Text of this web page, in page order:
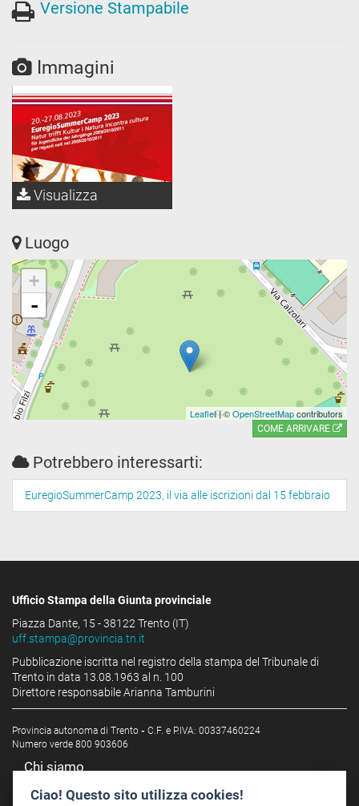
Versione Stampabile
Immagini
Visualizza
Luogo
+
-
Leaflet| ©OpenStreetMapcontributors
COME ARRIVARE
Potrebbero interessarti:
EuregioSummerCamp 2023, il via alle iscrizioni dal 15 febbraio
Ufficio Stampa della Giunta provinciale
Piazza Dante, 15 - 38122 Trento (IT)
uff.stampa@provincia.tn.it
Pubblicazione iscritta nel registro della stampa del Tribunale di
Trento in data 13.08.1963 al n. 100
Direttore responsabile Arianna Tamburini
Provincia autonoma di Trento - C.F. e P.IVA: 00337460224
Numero verde 800 903606
Chi siamo
Redazione
Ciao! Questo sito utilizza cookies!